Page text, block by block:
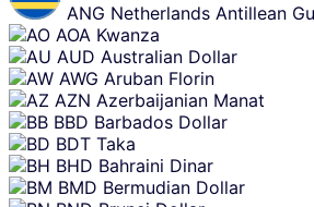
ANG Netherlands Antillean
AOA Kwanza
AUD Australian Dollar
AWG Aruban Florin
AZN Azerbaijanian Manat
BBD Barbados Dollar
BDT Taka
BHD Bahraini Dinar
BMD Bermudian Dollar